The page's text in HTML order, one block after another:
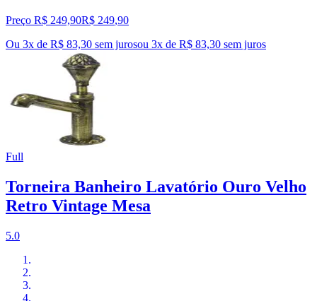
Preço R$ 249,90R$ 249,90
Ou 3x de R$ 83,30 sem jurosou 3x de R$ 83,30 sem juros
Full
Torneira Banheiro Lavatório Ouro Velho
Retro Vintage Mesa
5.0